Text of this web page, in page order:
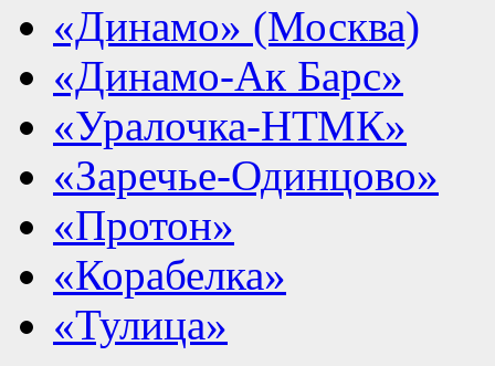
«Динамо» (Москва)
«Динамо-Ак Барс»
«Уралочка-НТМК»
«Заречье-Одинцово»
«Протон»
«Корабелка»
«Тулица»